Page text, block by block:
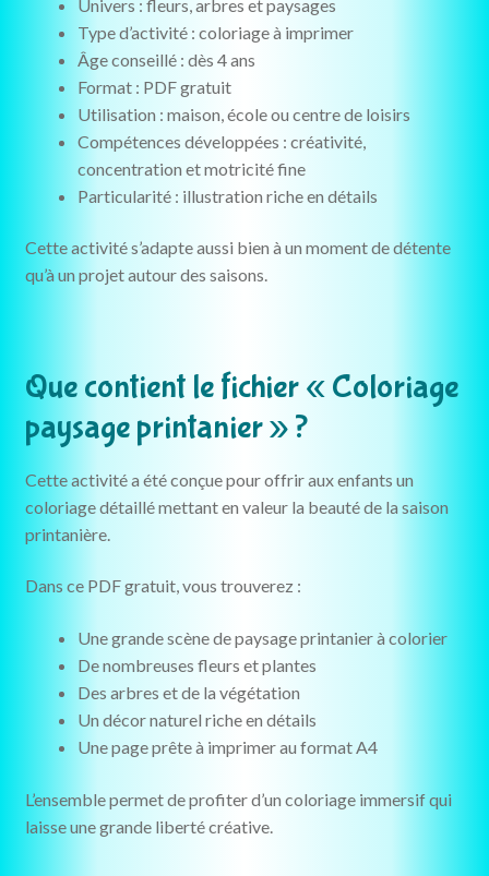
Univers : fleurs, arbres et paysages
Type d’activité : coloriage à imprimer
Âge conseillé : dès 4 ans
Format : PDF gratuit
Utilisation : maison, école ou centre de loisirs
Compétences développées : créativité,
concentration et motricité fine
Particularité : illustration riche en détails
Cette activité s’adapte aussi bien à un moment de détente
qu’à un projet autour des saisons.
Que contient le fichier « Coloriage
paysage printanier » ?
Cette activité a été conçue pour offrir aux enfants un
coloriage détaillé mettant en valeur la beauté de la saison
printanière.
Dans ce PDF gratuit, vous trouverez :
Une grande scène de paysage printanier à colorier
De nombreuses fleurs et plantes
Des arbres et de la végétation
Un décor naturel riche en détails
Une page prête à imprimer au format A4
L’ensemble permet de profiter d’un coloriage immersif qui
laisse une grande liberté créative.